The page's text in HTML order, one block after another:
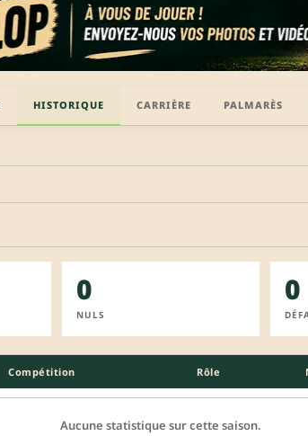
HISTORIQUE CARRIÈRE PALMARÈS
0
NULS
0
Compétition Rôle
Aucune statistique sur cette saison.